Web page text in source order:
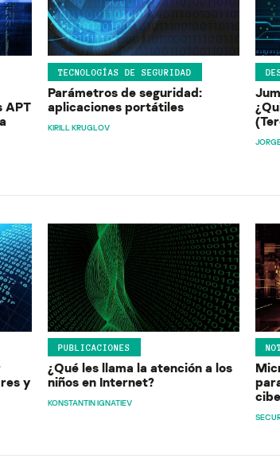
APT
TECNOLOGÍAS DE SEGURIDAD
Parámetros de seguridad:
aplicaciones portátiles
KIRILL KRUGLOV
y
PUBLICACIONES
¿Qué les llama la atención a los
niños en Internet?
KONSTANTIN IGNATIEV